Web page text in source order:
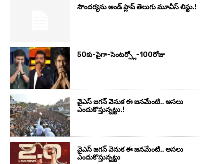
సౌందర్యను అండ్‌ ప్లాప్‌ తెలుగు మూవీస్‌ లిస్టు.!
50కు-పైగా-సెంటర్స్లో-100రోజు
వైఎస్‌ జగన్‌ వెనుక ఈ జనమేంటి.. అసలు
ఎందుకొస్తున్నట్టు.!
వైఎస్‌ జగన్‌ వెనుక ఈ జనమేంటి.. అసలు
ఎందుకొస్తున్నట్టు